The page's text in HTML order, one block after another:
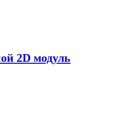
2D модуль